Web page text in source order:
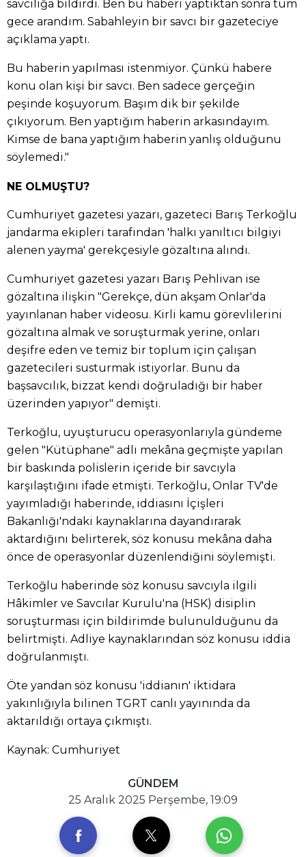
savcılığa bildirdi. Ben bu haberi yaptıktan sonra tüm
gece arandım. Sabahleyin bir savcı bir gazeteciye
açıklama yaptı.
Bu haberin yapılması istenmiyor. Çünkü habere
konu olan kişi bir savcı. Ben sadece gerçeğin
peşinde koşuyorum. Başım dik bir şekilde
çıkıyorum. Ben yaptığım haberin arkasındayım.
Kimse de bana yaptığım haberin yanlış olduğunu
söylemedi."
NE OLMUŞTU?
Cumhuriyet gazetesi yazarı, gazeteci Barış Terkoğlu
jandarma ekipleri tarafından 'halkı yanıltıcı bilgiyi
alenen yayma' gerekçesiyle gözaltına alındı.
Cumhuriyet gazetesi yazarı Barış Pehlivan ise
gözaltına ilişkin "Gerekçe, dün akşam Onlar'da
yayınlanan haber videosu. Kirli kamu görevlilerini
gözaltına almak ve soruşturmak yerine, onları
deşifre eden ve temiz bir toplum için çalışan
gazetecileri susturmak istiyorlar. Bunu da
başsavcılık, bizzat kendi doğruladığı bir haber
üzerinden yapıyor" demişti.
Terkoğlu, uyuşturucu operasyonlarıyla gündeme
gelen "Kütüphane" adlı mekâna geçmişte yapılan
bir baskında polislerin içeride bir savcıyla
karşılaştığını ifade etmişti. Terkoğlu, Onlar TV'de
yayımladığı haberinde, iddiasını İçişleri
Bakanlığı'ndaki kaynaklarına dayandırarak
aktardığını belirterek, söz konusu mekâna daha
önce de operasyonlar düzenlendiğini söylemişti.
Terkoğlu haberinde söz konusu savcıyla ilgili
Hâkimler ve Savcılar Kurulu'na (HSK) disiplin
soruşturması için bildirimde bulunulduğunu da
belirtmişti. Adliye kaynaklarından söz konusu iddia
doğrulanmıştı.
Öte yandan söz konusu 'iddianın' iktidara
yakınlığıyla bilinen TGRT canlı yayınında da
aktarıldığı ortaya çıkmıştı.
Kaynak: Cumhuriyet
GÜNDEM
25 Aralık 2025 Perşembe, 19:09